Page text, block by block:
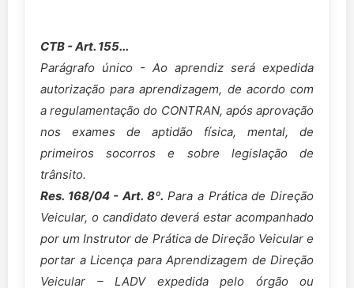
CTB - Art. 155...
Parágrafo único - Ao aprendiz será expedida
autorização para aprendizagem, de acordo com
a regulamentação do CONTRAN, após aprovação
nos exames de aptidão física, mental, de
primeiros socorros e sobre legislação de
trânsito.
Res. 168/04 - Art. 8º. Para a Prática de Direção
Veicular, o candidato deverá estar acompanhado
por um Instrutor de Prática de Direção Veicular e
portar a Licença para Aprendizagem de Direção
Veicular – LADV expedida pelo órgão ou